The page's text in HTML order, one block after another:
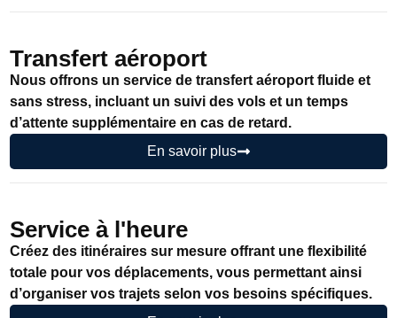
Transfert aéroport
Nous offrons un service de transfert aéroport fluide et
sans stress, incluant un suivi des vols et un temps
d’attente supplémentaire en cas de retard.
En savoir plus
Service à l'heure
Créez des itinéraires sur mesure offrant une flexibilité
totale pour vos déplacements, vous permettant ainsi
d’organiser vos trajets selon vos besoins spécifiques.